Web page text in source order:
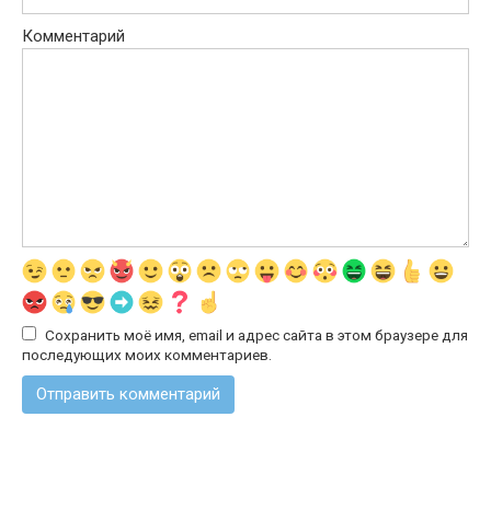
Комментарий
Сохранить моё имя, email и адрес сайта в этом браузере для
последующих моих комментариев.